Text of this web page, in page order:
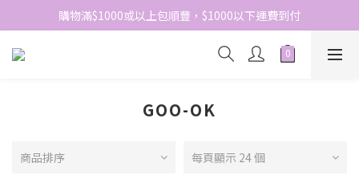
網站免費登記會員，會員優惠價於結帳時自動扣減
購物滿$1000或以上包順豐，$1000以下運費到付
網站免費登記會員，會員優惠價於結帳時自動扣減
GOO-OK
商品排序 每頁顯示 24 個